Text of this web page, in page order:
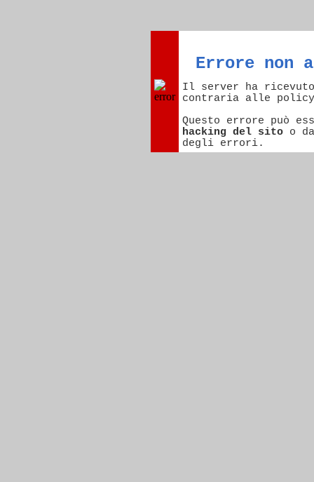
Errore non
Il server ha
contraria alle
Questo errore può
hacking del sito o
degli errori.